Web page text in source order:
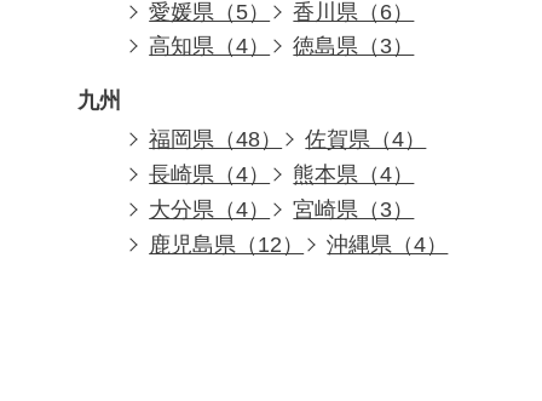
愛媛県（5）
香川県（6）
高知県（4）
徳島県（3）
九州
福岡県（48）
佐賀県（4）
長崎県（4）
熊本県（4）
大分県（4）
宮崎県（3）
鹿児島県（12）
沖縄県（4）